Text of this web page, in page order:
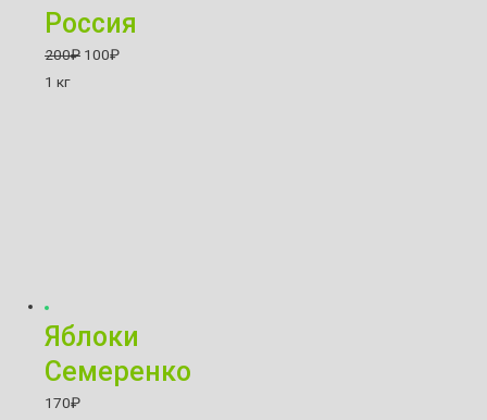
Россия
200₽ 100₽
1 кг
Яблоки
Семеренко
170₽